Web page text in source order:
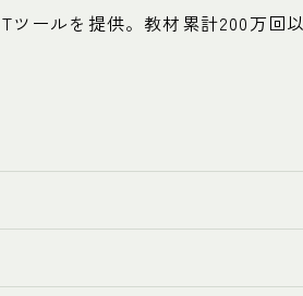
ールを提供。教材累計200万回